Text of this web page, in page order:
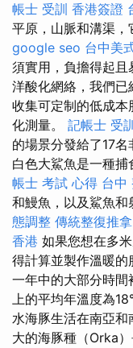
帳士 受訓 香港簽證
平原，山脈和溝渠，
google seo 台中美
須實用，負擔得起且
洋酸化網絡，我們
收集可定制的低成
化測量。 記帳士 受訓
的場景分發給了17名
白色大鯊魚是一種捕
帳士 考試 心得 台中
和鰻魚，以及鯊魚和
態調整 傳統整復推拿
香港 如果您想在多
得計算並製作溫暖的
一年中的大部分時
上的平均年溫度為
水海豚生活在南亞和
大的海豚種（Orka